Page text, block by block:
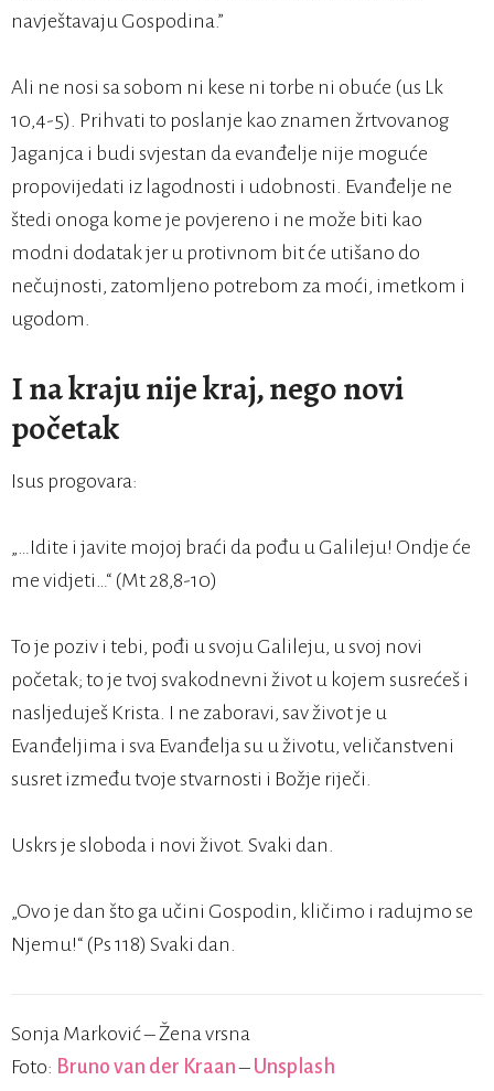
navještavaju Gospodina.”
Ali ne nosi sa sobom ni kese ni torbe ni obuće (us Lk
10,4-5). Prihvati to poslanje kao znamen žrtvovanog
Jaganjca i budi svjestan da evanđelje nije moguće
propovijedati iz lagodnosti i udobnosti. Evanđelje ne
štedi onoga kome je povjereno i ne može biti kao
modni dodatak jer u protivnom bit će utišano do
nečujnosti, zatomljeno potrebom za moći, imetkom i
ugodom.
I na kraju nije kraj, nego novi
početak
Isus progovara:
„…Idite i javite mojoj braći da pođu u Galileju! Ondje će
me vidjeti…“ (Mt 28,8-10)
To je poziv i tebi, pođi u svoju Galileju, u svoj novi
početak; to je tvoj svakodnevni život u kojem susrećeš i
nasljeduješ Krista. I ne zaboravi, sav život je u
Evanđeljima i sva Evanđelja su u životu, veličanstveni
susret između tvoje stvarnosti i Božje riječi.
Uskrs je sloboda i novi život. Svaki dan.
„Ovo je dan što ga učini Gospodin, kličimo i radujmo se
Njemu!“ (Ps 118) Svaki dan.
Sonja Marković – Žena vrsna
Foto: Bruno van der Kraan– Unsplash